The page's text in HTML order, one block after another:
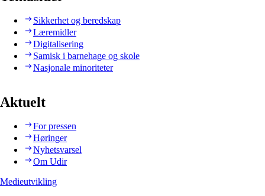
Sikkerhet og beredskap
Læremidler
Digitalisering
Samisk i barnehage og skole
Nasjonale minoriteter
Aktuelt
For pressen
Høringer
Nyhetsvarsel
Om Udir
Medieutvikling